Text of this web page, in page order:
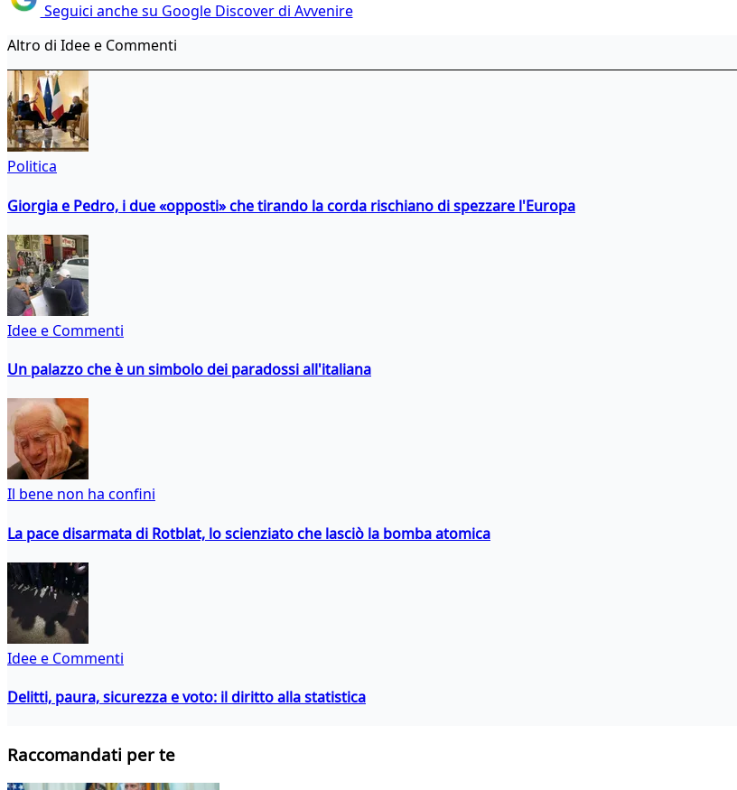
Seguici anche su Google Discover di Avvenire
Altro di Idee e Commenti
Politica
Giorgia e Pedro, i due «opposti» che tirando la corda rischiano di spezzare l'Europa
Idee e Commenti
Un palazzo che è un simbolo dei paradossi all'italiana
Il bene non ha confini
La pace disarmata di Rotblat, lo scienziato che lasciò la bomba atomica
Idee e Commenti
Delitti, paura, sicurezza e voto: il diritto alla statistica
Raccomandati per te